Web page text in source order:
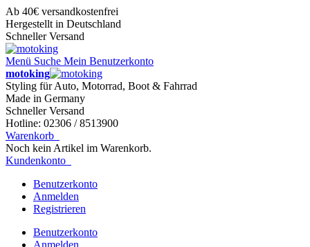
Ab 40€ versandkostenfrei
Hergestellt in Deutschland
Schneller Versand
Menü Suche Mein Benutzerkonto
motoking
Styling für Auto, Motorrad, Boot & Fahrrad
Made in Germany
Schneller Versand
Hotline: 02306 / 8513900
Warenkorb
Noch kein Artikel im Warenkorb.
Kundenkonto
Benutzerkonto
Anmelden
Registrieren
Benutzerkonto
Anmelden